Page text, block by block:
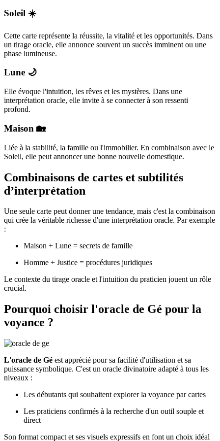
Soleil ☀️
Cette carte représente la réussite, la vitalité et les opportunités. Dans
un tirage oracle, elle annonce souvent un succès imminent ou une
phase lumineuse.
Lune 🌙
Elle évoque l'intuition, les rêves et les mystères. Dans une
interprétation oracle, elle invite à se connecter à son ressenti
profond.
Maison 🏡
Liée à la stabilité, la famille ou l'immobilier. En combinaison avec le
Soleil, elle peut annoncer une bonne nouvelle domestique.
Combinaisons de cartes et subtilités
d’interprétation
Une seule carte peut donner une tendance, mais c'est la combinaison
qui crée la véritable richesse d'une interprétation oracle. Par exemple
:
Maison + Lune = secrets de famille
Homme + Justice = procédures juridiques
Le contexte du tirage oracle et l'intuition du praticien jouent un rôle
crucial.
Pourquoi choisir l'oracle de Gé pour la
voyance ?
L'oracle de Gé est apprécié pour sa facilité d'utilisation et sa
puissance symbolique. C'est un oracle divinatoire adapté à tous les
niveaux :
Les débutants qui souhaitent explorer la voyance par cartes
Les praticiens confirmés à la recherche d'un outil souple et
direct
Son format compact et ses visuels expressifs en font un choix idéal